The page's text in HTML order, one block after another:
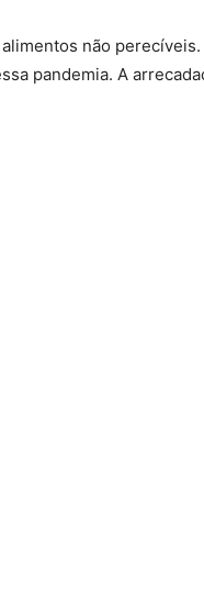
não
pandemia. A